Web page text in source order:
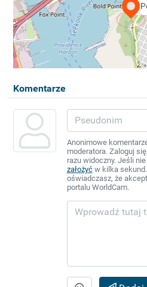
Komentarze
Anonimowe
moderatora. Zaloguj
razu widoczny. Jeśli
założyćw kilka
oświadczasz, że
portalu WorldCam.